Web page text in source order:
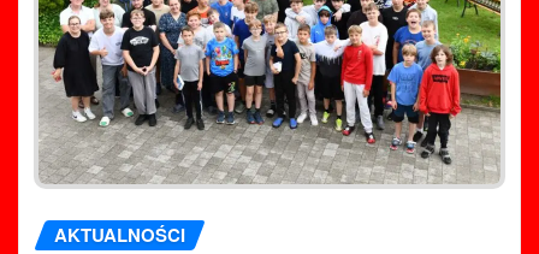
AKTUALNOŚCI